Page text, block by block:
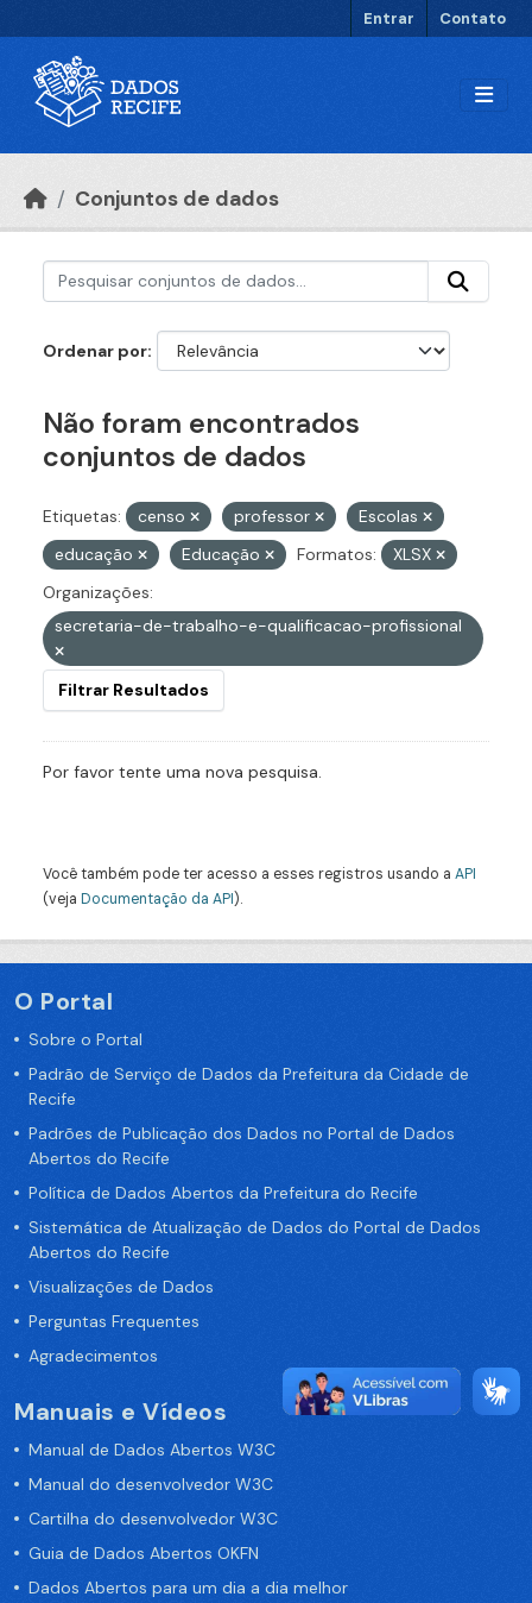
Entrar Contato
Conjuntos de dados
Ordenar por
Não foram encontrados
conjuntos de dados
Etiquetas: censo professor
Escolas
educação
Educação Formatos:
XLSX
Organizações:
secretaria-de-trabalho-e-qualificacao-profissional
Filtrar Resultados
Por favor tente uma nova pesquisa.
Você também pode ter acesso a esses registros usando a API
(veja Documentação da API).
O Portal
Sobre o Portal
Padrão de Serviço de Dados da Prefeitura da Cidade de
Recife
Padrões de Publicação dos Dados no Portal de Dados
Abertos do Recife
Política de Dados Abertos da Prefeitura do Recife
Sistemática de Atualização de Dados do Portal de Dados
Abertos do Recife
Visualizações de Dados
Perguntas Frequentes
Agradecimentos
Manuais e Vídeos
Manual de Dados Abertos W3C
Manual do desenvolvedor W3C
Cartilha do desenvolvedor W3C
Guia de Dados Abertos OKFN
Dados Abertos para um dia a dia melhor